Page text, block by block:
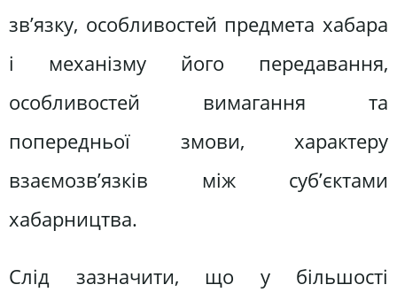
зв’язку, особливостей предмета хабара
і механізму його передавання,
особливостей вимагання та
попередньої змови, характеру
взаємозв’язків між суб’єктами
хабарництва.
Слід зазначити, що у більшості